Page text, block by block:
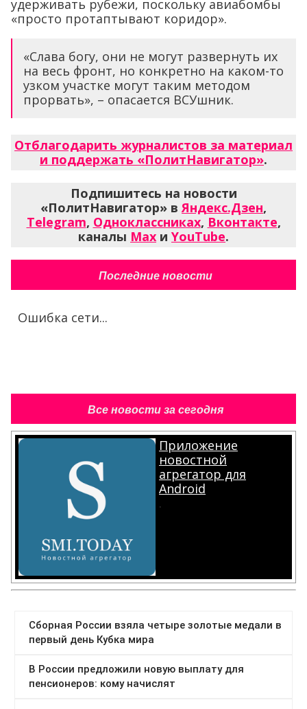
удерживать рубежи, поскольку авиабомбы
«просто протаптывают коридор».
«Слава богу, они не могут развернуть их
на весь фронт, но конкретно на каком-то
узком участке могут таким методом
прорвать», – опасается ВСУшник.
Отблагодарить журналистов за материал
и поддержать «ПолитНавигатор».
Подпишитесь на новости
«ПолитНавигатор» вЯндекс.Дзен,
Telegram, Одноклассниках, Вконтакте,
каналы Max и YouTube.
Последние новости
Ошибка сети...
Все новости за сегодня
Приложение
новостной
агрегатор для
Android
.